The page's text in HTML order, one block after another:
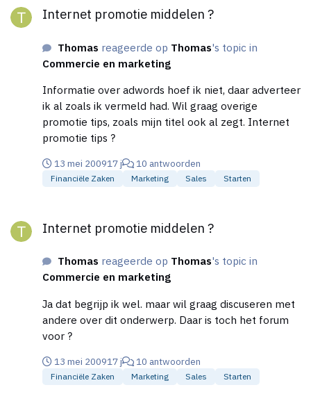
Internet promotie middelen ?
Thomas reageerde op Thomas's topic in
Commercie en marketing
Informatie over adwords hoef ik niet, daar adverteer
ik al zoals ik vermeld had. Wil graag overige
promotie tips, zoals mijn titel ook al zegt. Internet
promotie tips ?
13 mei 200917 j 10 antwoorden
Financiële Zaken Marketing Sales Starten
Internet promotie middelen ?
Thomas reageerde op Thomas's topic in
Commercie en marketing
Ja dat begrijp ik wel. maar wil graag discuseren met
andere over dit onderwerp. Daar is toch het forum
voor ?
13 mei 200917 j 10 antwoorden
Financiële Zaken Marketing Sales Starten